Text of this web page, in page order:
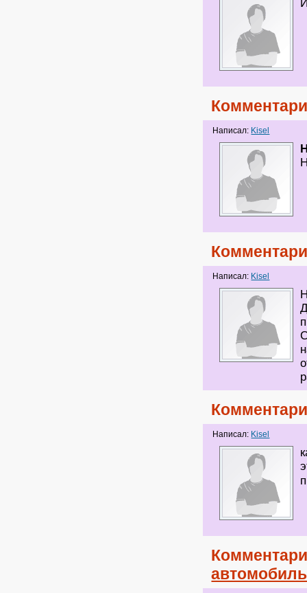
Написал: Kisel
Написал: Kisel
Написал: Kisel